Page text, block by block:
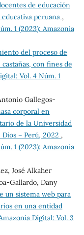
de educación
peruana ,
1 (2023): Amazonía
del proceso de
con fines de
Vol. 4 Núm. 1
Gallegos-
corporal en
de la Universidad
– Perú, 2022 ,
1 (2023): Amazonía
José Alkaher
Gallardo, Dany
un sistema web para
en una entidad
Digital: Vol. 3